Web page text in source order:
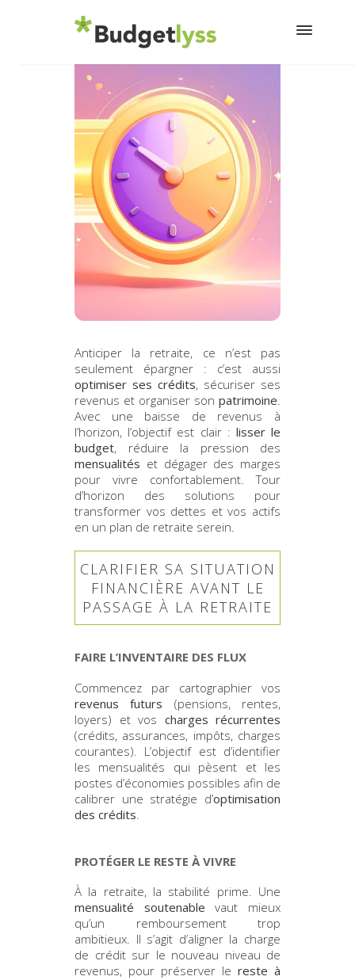
30 avril 2026
Anticiper la retraite, ce n’est pas
seulement épargner : c’est aussi
optimiser ses crédits, sécuriser ses
revenus et organiser son patrimoine.
Avec une baisse de revenus à
l’horizon, l’objectif est clair : lisser le
budget, réduire la pression des
mensualités et dégager des marges
pour vivre confortablement. Tour
d’horizon des solutions pour
transformer vos dettes et vos actifs
en un plan de retraite serein.
CLARIFIER SA SITUATION
FINANCIÈRE AVANT LE
PASSAGE À LA RETRAITE
FAIRE L’INVENTAIRE DES FLUX
Commencez par cartographier vos
revenus futurs (pensions, rentes,
loyers) et vos charges récurrentes
(crédits, assurances, impôts, charges
courantes). L’objectif est d’identifier
les mensualités qui pèsent et les
postes d’économies possibles afin de
calibrer une stratégie d’optimisation
des crédits
PROTÉGER LE RESTE À VIVRE
À la retraite, la stabilité prime. Une
mensualité soutenable vaut mieux
qu’un remboursement trop
ambitieux. Il s’agit d’aligner la charge
de crédit sur le nouveau niveau de
revenus, pour préserver le reste à